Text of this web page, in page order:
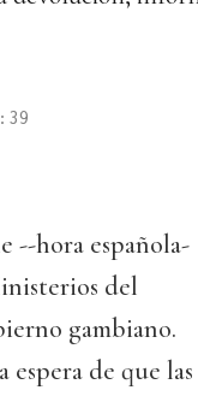
--hora española-
del
gambiano.
espera de que las